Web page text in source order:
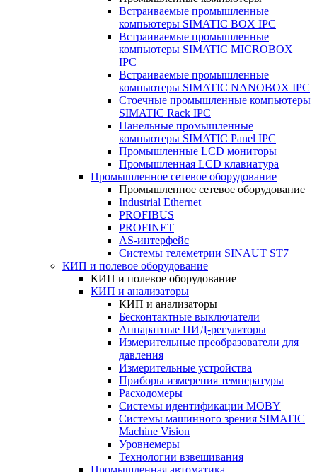
Встраиваемые промышленные
компьютеры SIMATIC BOX IPC
Встраиваемые промышленные
компьютеры SIMATIC MICROBOX
IPC
Встраиваемые промышленные
компьютеры SIMATIC NANOBOX IPC
Стоечные промышленные компьютеры
SIMATIC Rack IPC
Панельные промышленные
компьютеры SIMATIC Panel IPC
Промышленные LCD мониторы
Промышленная LCD клавиатура
Промышленное сетевое оборудование
Промышленное сетевое оборудование
Industrial Ethernet
PROFIBUS
PROFINET
AS-интерфейс
Системы телеметрии SINAUT ST7
КИП и полевое оборудование
КИП и полевое оборудование
КИП и анализаторы
КИП и анализаторы
Бесконтактные выключатели
Аппаратные ПИД-регуляторы
Измерительные преобразователи для
давления
Измерительные устройства
Приборы измерения температуры
Расходомеры
Системы идентификации MOBY
Системы машинного зрения SIMATIC
Machine Vision
Уровнемеры
Технологии взвешивания
Промышленная автоматика